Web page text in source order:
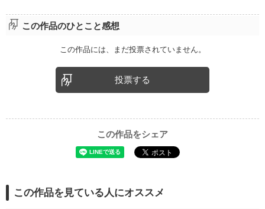
この作品のひとこと感想
この作品には、まだ投票されていません。
投票する
この作品をシェア
この作品を見ている人にオススメ